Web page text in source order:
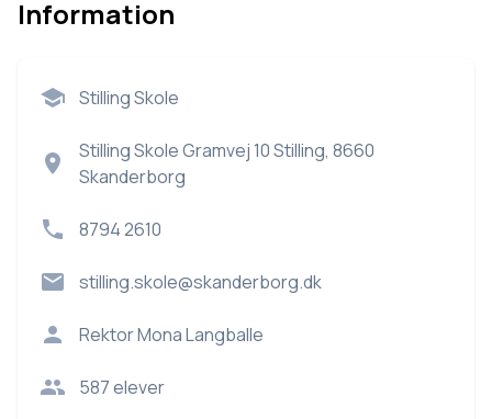
Information
Stilling Skole
Stilling Skole Gramvej 10 Stilling, 8660
Skanderborg
8794 2610
stilling.skole@skanderborg.dk
RektorMona Langballe
587elever